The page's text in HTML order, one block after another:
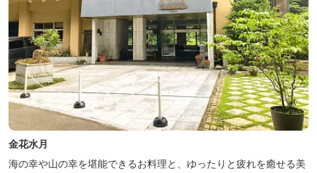
金花水月
海の幸や山の幸を堪能できるお料理と、ゆったりと疲れを癒せる美